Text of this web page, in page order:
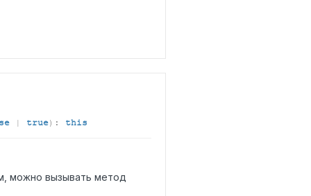
| true) : this
можно вызывать метод